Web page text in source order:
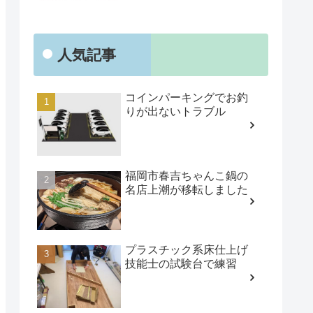
人気記事
コインパーキングでお釣
りが出ないトラブル
福岡市春吉ちゃんこ鍋の
名店上潮が移転しました
プラスチック系床仕上げ
技能士の試験台で練習